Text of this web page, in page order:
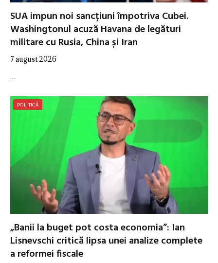
SUA impun noi sancțiuni împotriva Cubei.
Washingtonul acuză Havana de legături
militare cu Rusia, China și Iran
7 august 2026
…
POLITICĂ
„Banii la buget pot costa economia”: Ian
Lisnevschi critică lipsa unei analize complete
a reformei fiscale